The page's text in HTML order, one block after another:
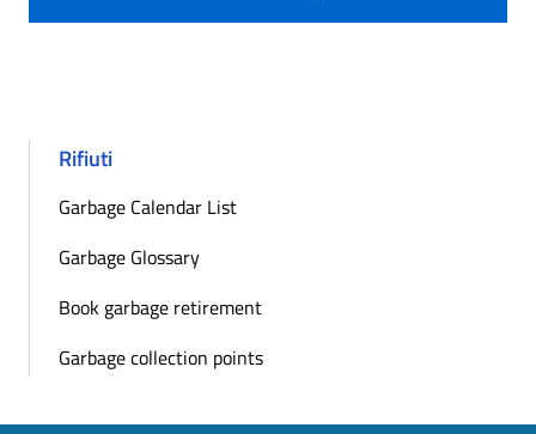
Rifiuti
Garbage Calendar List
Garbage Glossary
Book garbage retirement
Garbage collection points